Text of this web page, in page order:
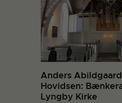
Anders
Hovidsen:
Lyngby Kirke